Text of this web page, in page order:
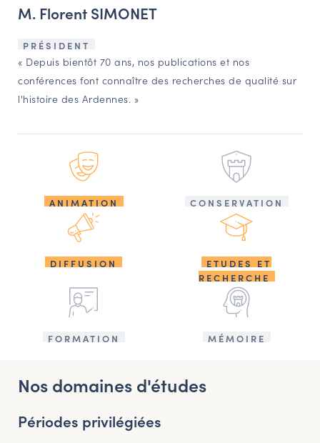
M. Florent SIMONET
PRÉSIDENT
« Depuis bientôt 70 ans, nos publications et nos
conférences font connaître des recherches de qualité sur
l'histoire des Ardennes. »
ANIMATION CONSERVATION
DIFFUSION
ETUDES ET
RECHERCHE
FORMATION MÉMOIRE
Nos domaines d'études
Périodes privilégiées